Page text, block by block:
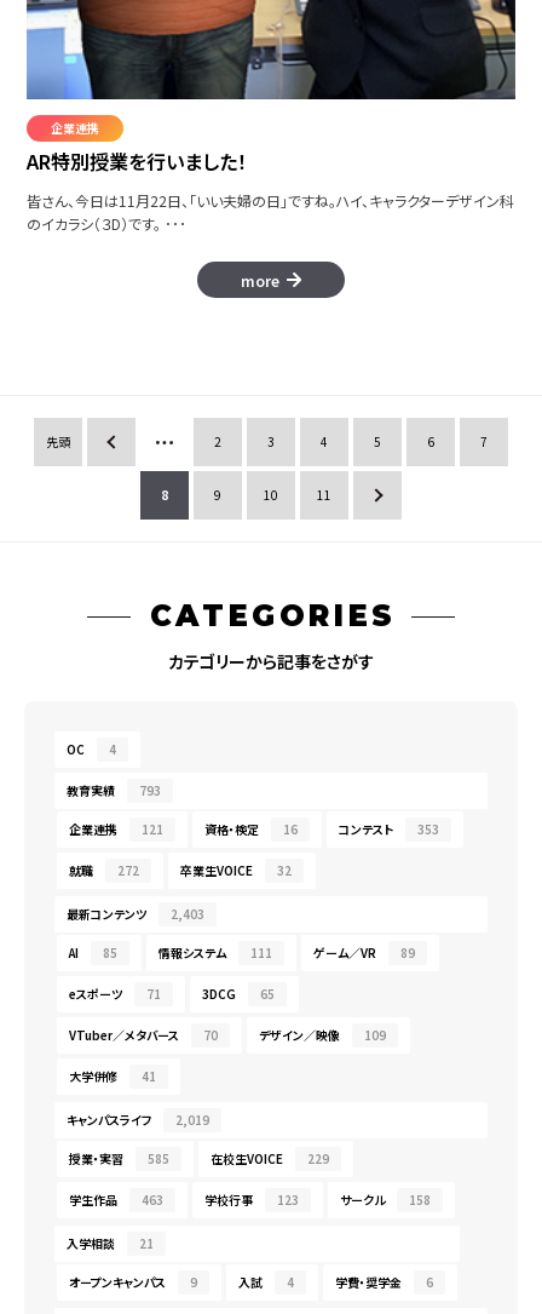
企業連携
AR特別授業を行いました！
皆さん、今日は11月22日、「いい夫婦の日」ですね。ハイ、キャラクターデザイン科
のイカラシ（３D）です。 ･･･
more
先頭 « 2 3 4 5 6 7
8 9 10 11 »
CATEGORIES
カテゴリーから記事をさがす
OC 4
教育実績 793
企業連携 121 資格・検定 16 コンテスト 353
就職 272 卒業生VOICE 32
最新コンテンツ 2,403
AI 85 情報システム 111 ゲーム／VR 89
eスポーツ 71 3DCG 65
VTuber／メタバース 70 デザイン／映像 109
大学併修 41
キャンパスライフ 2,019
授業・実習 585 在校生VOICE 229
学生作品 463 学校行事 123 サークル 158
入学相談 21
オープンキャンパス 9 入試 4 学費・奨学金 6